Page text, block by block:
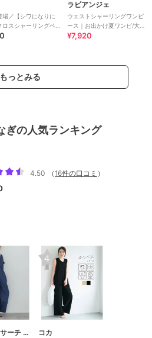
場／【シワになりに
ロスシャーリングペ
ールインワン 全2色
ラビアンジェ
ウエストシャーリングワンピ
ース｜お出かけ夏ワンピ/大人
リラックス/細見え/サラッと涼
¥7,920
もっとみる
ぎの人気ランキング
4.50
（ 16件の口コミ ）
アーバンリサーチ サニーレーベル コカ